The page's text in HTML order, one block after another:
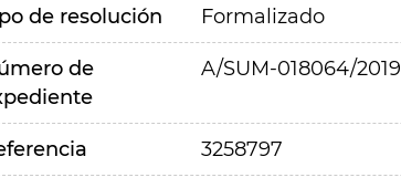
de resolución Formalizado
de
A/SUM-018064/2019
3258797